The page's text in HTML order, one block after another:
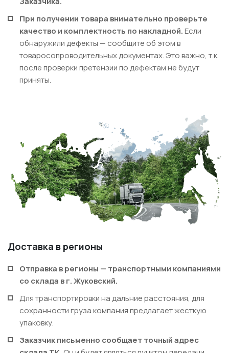
При получении товара внимательно проверьте
качество и комплектность по накладной.Если
обнаружили дефекты — сообщите об этом в
товаросопроводительных документах. Это важно, т.к.
после проверки претензии по дефектам не будут
приняты.
Доставка в регионы
Отправка в регионы — транспортными компаниями
со склада вг. Жуковский.
Для транспортировки на дальние расстояния, для
сохранности груза компания предлагает жесткую
упаковку.
Заказчик письменно сообщает точный адрес